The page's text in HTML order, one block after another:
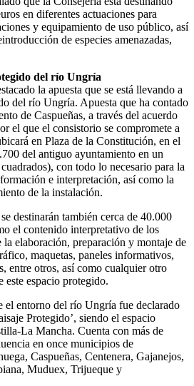
en diferentes actuaciones para
y equipamiento de uso público, así
de especies amenazadas,
del río Ungría
la apuesta que se está llevando a
del río Ungría. Apuesta que ha contado
de Caspueñas, a través del acuerdo
el que el consistorio se compromete a
en Plaza de la Constitución, en el
del antiguo ayuntamiento en un
con todo lo necesario para la
e interpretación, así como la
de la instalación.
destinarán también cerca de 40.000
el contenido interpretativo de los
la elaboración, preparación y montaje de
maquetas, paneles informativos,
entre otros, así como cualquier otro
este espacio protegido.
el entorno del río Ungría fue declarado
Protegido’, siendo el espacio
La Mancha. Cuenta con más de
en once municipios de
Caspueñas, Centenera, Gajanejos,
Muduex, Trijueque y